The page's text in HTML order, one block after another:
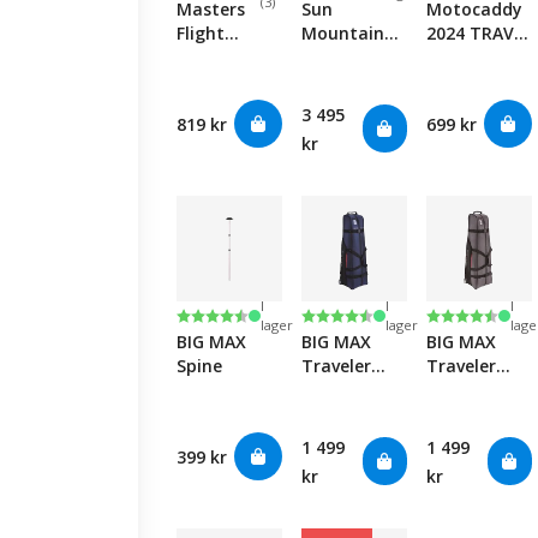
Masters
Flight
819 kr
Sun
Mountain
Black
3 495
kr
Motocaddy
2024 TRAVEL
699 kr
Betyg:
4.7 utav 5 stjärnor
I
lager
BIG MAX
Spine
399 kr
Betyg:
4.7 utav 5 stjärnor
I
lager
BIG MAX
Traveler
1 499
kr
Betyg:
4.7 utav 5
I
BIG MAX
Traveler
Charcoal/
1 499
kr